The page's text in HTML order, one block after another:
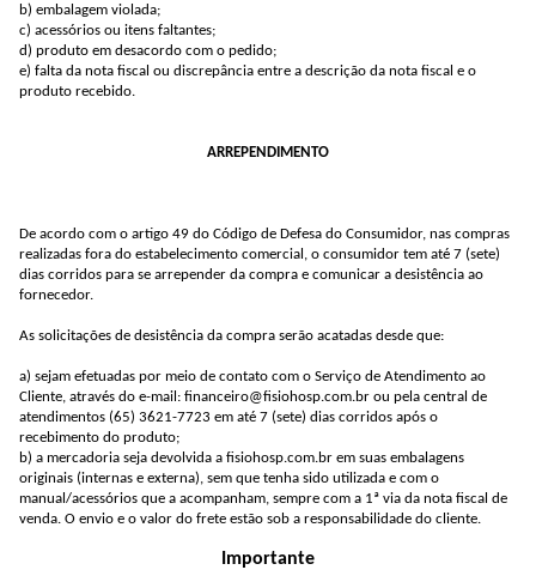
b) embalagem violada;
c) acessórios ou itens faltantes;
d) produto em desacordo com o pedido;
e) falta da nota fiscal ou discrepância entre a descrição da nota fiscal e o
produto recebido.
ARREPENDIMENTO
De acordo com o artigo 49 do Código de Defesa do Consumidor, nas compras
realizadas fora do estabelecimento comercial, o consumidor tem até 7 (sete)
dias corridos para se arrepender da compra e comunicar a desistência ao
fornecedor.
As solicitações de desistência da compra serão acatadas desde que:
a) sejam efetuadas por meio de contato com o Serviço de Atendimento ao
Cliente, através do e-mail: financeiro@fisiohosp.com.br ou pela central de
atendimentos (65) 3621-7723 em até 7 (sete) dias corridos após o
recebimento do produto;
b) a mercadoria seja devolvida a fisiohosp.com.br em suas embalagens
originais (internas e externa), sem que tenha sido utilizada e com o
manual/acessórios que a acompanham, sempre com a 1ª via da nota fiscal de
venda. O envio e o valor do frete estão sob a responsabilidade do cliente.
Importante